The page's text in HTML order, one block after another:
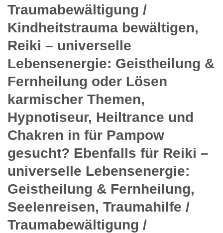
Traumabewältigung /
Kindheitstrauma bewältigen,
Reiki – universelle
Lebensenergie: Geistheilung &
Fernheilung oder Lösen
karmischer Themen,
Hypnotiseur, Heiltrance und
Chakren in für Pampow
gesucht? Ebenfalls für Reiki –
universelle Lebensenergie:
Geistheilung & Fernheilung,
Seelenreisen, Traumahilfe /
Traumabewältigung /